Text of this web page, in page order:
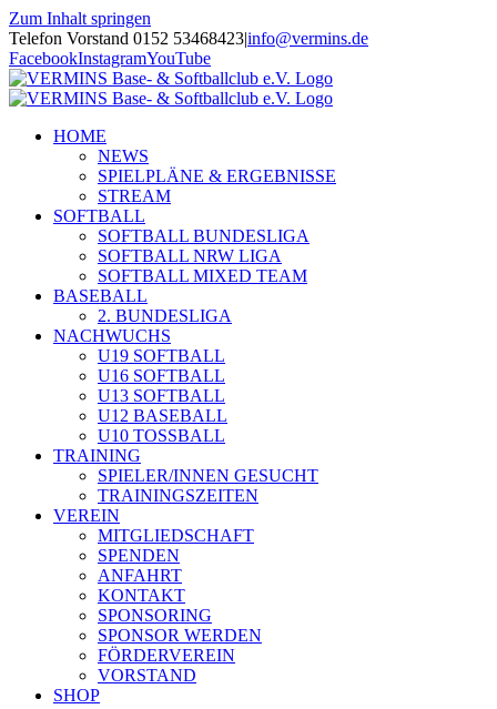
Zum Inhalt springen
Telefon Vorstand 0152 53468423|info@vermins.de
FacebookInstagramYouTube
HOME
NEWS
SPIELPLÄNE & ERGEBNISSE
STREAM
SOFTBALL
SOFTBALL BUNDESLIGA
SOFTBALL NRW LIGA
SOFTBALL MIXED TEAM
BASEBALL
2. BUNDESLIGA
NACHWUCHS
U19 SOFTBALL
U16 SOFTBALL
U13 SOFTBALL
U12 BASEBALL
U10 TOSSBALL
TRAINING
SPIELER/INNEN GESUCHT
TRAININGSZEITEN
VEREIN
MITGLIEDSCHAFT
SPENDEN
ANFAHRT
KONTAKT
SPONSORING
SPONSOR WERDEN
FÖRDERVEREIN
VORSTAND
SHOP